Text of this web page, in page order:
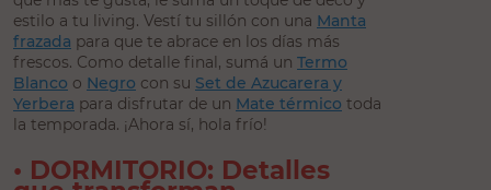
estilo a tu living. Vestí tu sillón con una Manta
frazada para que te abrace en los días más
frescos. Como detalle final, sumá un Termo
Blanco o Negro con su Set de Azucarera y
Yerbera para disfrutar de un Mate térmico toda
la temporada. ¡Ahora sí, hola frío!
• DORMITORIO: Detalles